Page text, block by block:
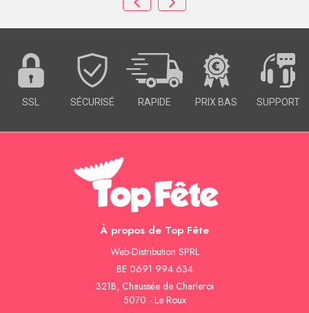
SSL SÉCURISÉ RAPIDE PRIX BAS SUPPORT
À propos de Top Fête
Web-Distribution SPRL
BE 0691 994 634
321B, Chaussée de Charleroi
5070 - Le Roux